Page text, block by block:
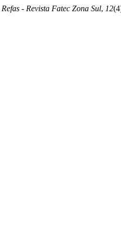
Refas - Revista Fatec Zona Sul, 12